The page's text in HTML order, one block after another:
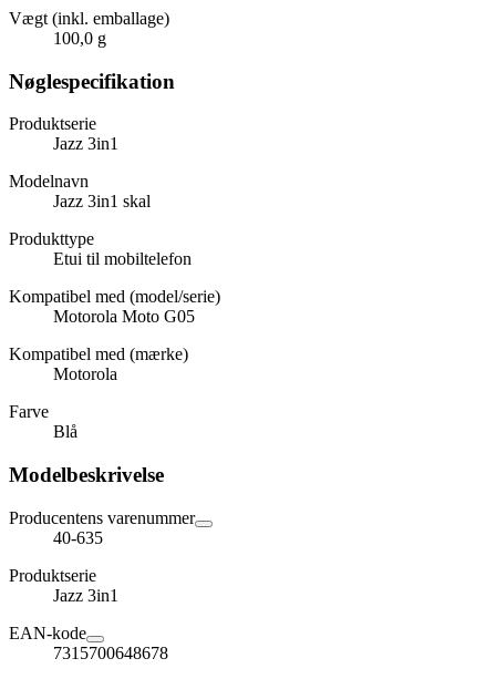
Vægt (inkl. emballage)
100,0 g
Nøglespecifikation
Produktserie
Jazz 3in1
Modelnavn
Jazz 3in1 skal
Produkttype
Etui til mobiltelefon
Kompatibel med (model/serie)
Motorola Moto G05
Kompatibel med (mærke)
Motorola
Farve
Blå
Modelbeskrivelse
Producentens varenummer
40-635
Produktserie
Jazz 3in1
EAN-kode
7315700648678